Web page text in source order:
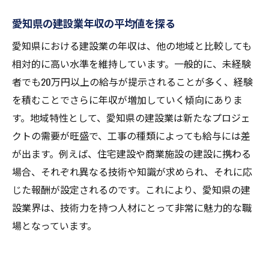
インフラ整備がもたらす地域貢献
地域特性が左右する愛知県建設業の年収の秘密
を探る
地域特性が建設業に与える影響とは
愛知県特有の建設業界の特徴
地域の特性と年収の関係を分析
愛知県の建設業界における地域要因
地域特性が年収に与える具体的な影響
愛知県の地域特性から見る建設業の展望
建設業でのキャリア構築愛知県の給与水準が示
す未来とは
愛知県の建設業年収の平均値を探る
愛知県における建設業の年収は、他の地域と比較しても
相対的に高い水準を維持しています。一般的に、未経験
者でも20万円以上の給与が提示されることが多く、経験
を積むことでさらに年収が増加していく傾向にありま
す。地域特性として、愛知県の建設業は新たなプロジェ
クトの需要が旺盛で、工事の種類によっても給与には差
が出ます。例えば、住宅建設や商業施設の建設に携わる
場合、それぞれ異なる技術や知識が求められ、それに応
じた報酬が設定されるのです。これにより、愛知県の建
設業界は、技術力を持つ人材にとって非常に魅力的な職
場となっています。